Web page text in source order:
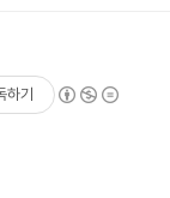
하기